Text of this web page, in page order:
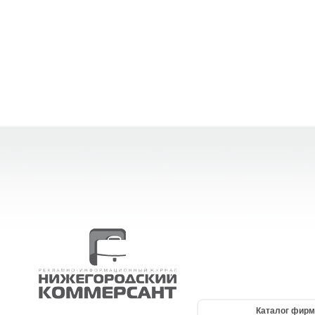
Каталог фирм